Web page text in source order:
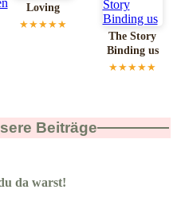
Loving
★★★★★
The Story
Binding us
★★★★★
Beiträge
da warst!